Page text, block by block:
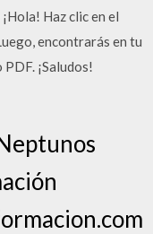
Haz clic en el
encontrarás en tu
¡Saludos!